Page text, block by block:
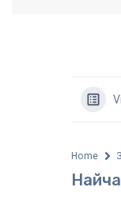
Home